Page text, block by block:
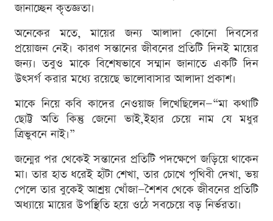
জানাচ্ছেন কৃতজ্ঞতা।
অনেকের মতে, মায়ের জন্য আলাদা কোনো দিবসের
প্রয়োজন নেই। কারণ সন্তানের জীবনের প্রতিটি দিনই মায়ের
জন্য। তবুও মাকে বিশেষভাবে সম্মান জানাতে একটি দিন
উৎসর্গ করার মধ্যে রয়েছে ভালোবাসার আলাদা প্রকাশ।
মাকে নিয়ে কবি কাদের নেওয়াজ লিখেছিলেন—“মা কথাটি
ছোট্ট অতি কিন্তু জেনো ভাই,ইহার চেয়ে নাম যে মধুর
ত্রিভুবনে নাই।”
জন্মের পর থেকেই সন্তানের প্রতিটি পদক্ষেপে জড়িয়ে থাকেন
মা। তার হাত ধরেই হাঁটা শেখা, তার চোখে পৃথিবী দেখা, ভয়
পেলে তার বুকেই আশ্রয় খোঁজা—শৈশব থেকে জীবনের প্রতিটি
অধ্যায়ে মায়ের উপস্থিতি হয়ে ওঠে সবচেয়ে বড় নির্ভরতা।